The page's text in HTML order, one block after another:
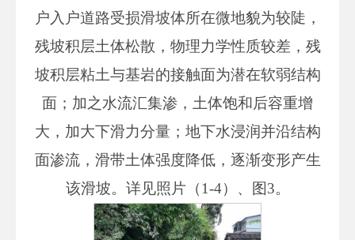
户入户道路受损滑坡体所在微地貌为较陡，
残坡积层土体松散，物理力学性质较差，残
坡积层粘土与基岩的接触面为潜在软弱结构
面；加之水流汇集渗，土体饱和后容重增
大，加大下滑力分量；地下水浸润并沿结构
面渗流，滑带土体强度降低，逐渐变形产生
该滑坡。详见照片（1-4）、图3。